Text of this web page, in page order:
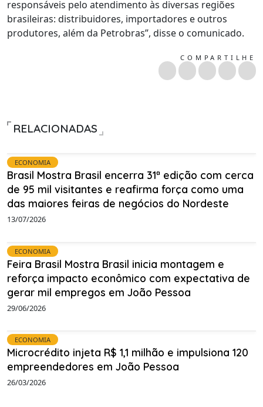
responsáveis pelo atendimento às diversas regiões
brasileiras: distribuidores, importadores e outros
produtores, além da Petrobras”, disse o comunicado.
COMPARTILHE
RELACIONADAS
ECONOMIA
Brasil Mostra Brasil encerra 31ª edição com cerca
de 95 mil visitantes e reafirma força como uma
das maiores feiras de negócios do Nordeste
13/07/2026
ECONOMIA
Feira Brasil Mostra Brasil inicia montagem e
reforça impacto econômico com expectativa de
gerar mil empregos em João Pessoa
29/06/2026
ECONOMIA
Microcrédito injeta R$ 1,1 milhão e impulsiona 120
empreendedores em João Pessoa
26/03/2026